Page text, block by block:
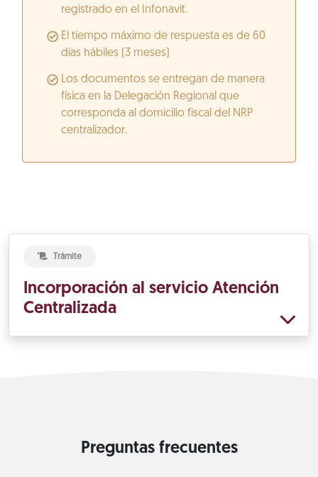
registrado en el Infonavit.
El tiempo máximo de respuesta es de 60
días hábiles (3 meses)
Los documentos se entregan de manera
física en la Delegación Regional que
corresponda al domicilio fiscal del NRP
centralizador.
Trámite
Incorporación al servicio Atención
Centralizada
Preguntas frecuentes